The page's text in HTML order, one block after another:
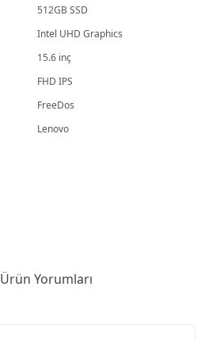
512GB SSD
Intel UHD Graphics
15.6 inç
FHD IPS
FreeDos
Lenovo
Ürün Yorumları